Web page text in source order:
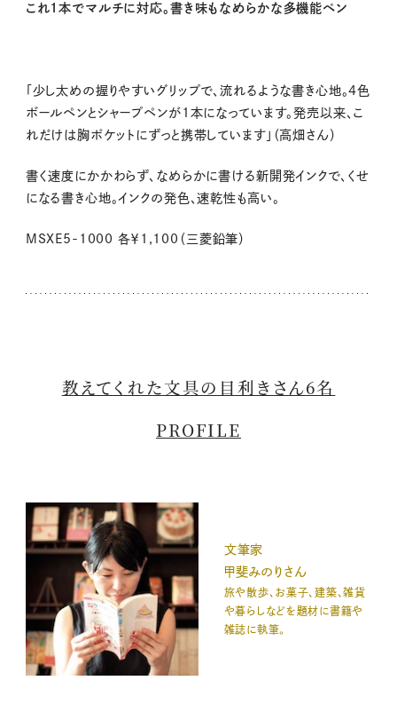
これ1本でマルチに対応。書き味もなめらかな多機能ペン
「少し太めの握りやすいグリップで、流れるような書き心地。4色
ボールペンとシャープペンが1本になっています。発売以来、こ
れだけは胸ポケットにずっと携帯しています」（高畑さん）
書く速度にかかわらず、なめらかに書ける新開発インクで、くせ
になる書き心地。インクの発色、速乾性も高い。
MSXE5-1000各￥1,100（三菱鉛筆）
教えてくれた文具の目利きさん6名
PROFILE
文筆家
甲斐みのりさん
旅や散歩、お菓子、建築、雑貨
や暮らしなどを題材に書籍や
雑誌に執筆。